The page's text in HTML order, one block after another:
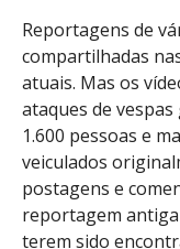
Reportagens de
compartilhadas
atuais. Mas os
ataques de
1.600 pessoas e
veiculados
postagens e
reportagem antiga
terem sido